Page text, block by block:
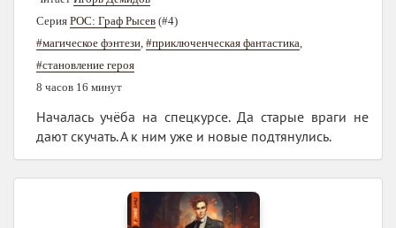
Серия РОС: Граф Рысев (#4)
#магическое фэнтези #приключенческая фантастика
#становление героя
8 часов 16 минут
Началась учёба на спецкурсе. Да старые враги не
дают скучать. А к ним уже и новые подтянулись.